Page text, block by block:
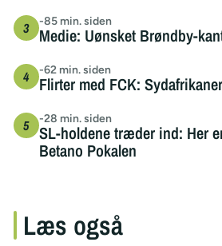
-85 min. siden
Medie: Uønsket Brøndby-
-62 min. siden
Flirter med FCK:
-28 min. siden
SL-holdene træder ind: Her
Betano Pokalen